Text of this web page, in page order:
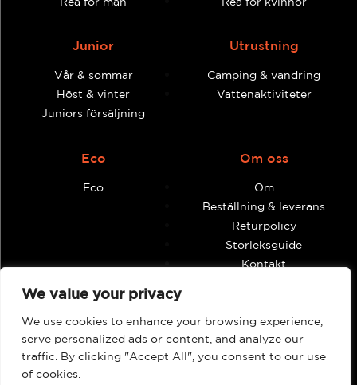
We value your privacy
We use cookies to enhance your browsing experience,
serve personalized ads or content, and analyze our
traffic. By clicking "Accept All", you consent to our use
of cookies.
Junior
Vår & sommar
Höst & vinter
Juniors försäljning
Utrustning
Camping & vandring
Vattenaktiviteter
Eco
Eco
Om oss
Om
Beställning & leverans
Returpolicy
Storleksguide
Kontakt
Återförsäljare
Hitta butiker och
återförsäljare
Mitt konto
Beställningar